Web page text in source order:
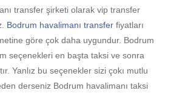
transfer şirketi olarak vip transfer
Bodrum havalimanı transfer fiyatları
göre çok daha uygundur. Bodrum
seçenekleri en başta taksi ve sonra
Yanlız bu seçenekler sizi çokı mutlu
derseniz Bodrum havalimanı taksi